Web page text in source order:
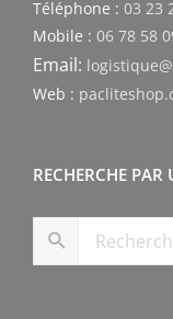
Téléphone : 03 23
Mobile : 06 78 58
Email:
Web :
RECHERCHE PAR